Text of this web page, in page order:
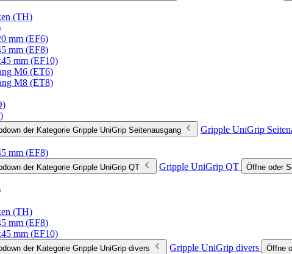
(TH)
mm (EF6)
mm (EF8)
mm (EF10)
M6 (ET6)
M8 (ET8)
der Kategorie Gripple UniGrip Seitenausgang Gripple UniGrip
mm (EF8)
der Kategorie Gripple UniGrip QT Gripple UniGrip QT Öffne oder
(TH)
mm (EF8)
mm (EF10)
der Kategorie Gripple UniGrip divers Gripple UniGrip divers Öffne